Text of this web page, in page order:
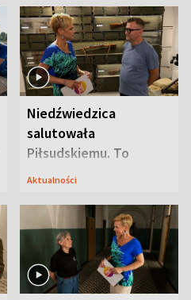
Niedźwiedzica
salutowała
Piłsudskiemu. To
niejedyna tajemnica
Aktualności